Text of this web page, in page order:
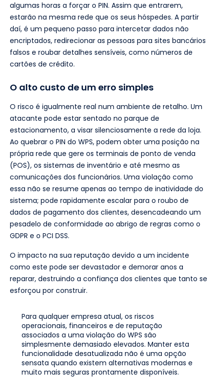
algumas horas a forçar o PIN. Assim que entrarem,
estarão na mesma rede que os seus hóspedes. A partir
daí, é um pequeno passo para intercetar dados não
encriptados, redirecionar as pessoas para sites bancários
falsos e roubar detalhes sensíveis, como números de
cartões de crédito.
O alto custo de um erro simples
O risco é igualmente real num ambiente de retalho. Um
atacante pode estar sentado no parque de
estacionamento, a visar silenciosamente a rede da loja.
Ao quebrar o PIN do WPS, podem obter uma posição na
própria rede que gere os terminais de ponto de venda
(POS), os sistemas de inventário e até mesmo as
comunicações dos funcionários. Uma violação como
essa não se resume apenas ao tempo de inatividade do
sistema; pode rapidamente escalar para o roubo de
dados de pagamento dos clientes, desencadeando um
pesadelo de conformidade ao abrigo de regras como o
GDPR e o PCI DSS.
O impacto na sua reputação devido a um incidente
como este pode ser devastador e demorar anos a
reparar, destruindo a confiança dos clientes que tanto se
esforçou por construir.
Para qualquer empresa atual, os riscos
operacionais, financeiros e de reputação
associados a uma violação do WPS são
simplesmente demasiado elevados. Manter esta
funcionalidade desatualizada não é uma opção
sensata quando existem alternativas modernas e
muito mais seguras prontamente disponíveis.